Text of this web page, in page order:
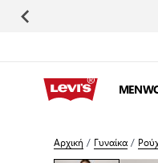
MEN
Αρχική / Γυναίκα/